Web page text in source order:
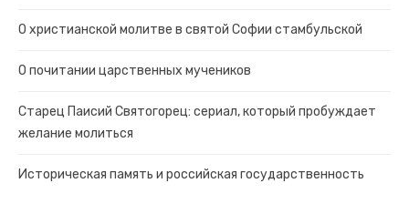
О христианской молитве в святой Софии стамбульской
О почитании царственных мучеников
Старец Паисий Святогорец: сериал, который пробуждает
желание молиться
Историческая память и российская государственность